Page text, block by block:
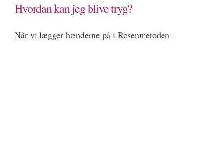
Hvordan kan jeg blive tryg?
Når vi lægger hænderne på i Rosenmetoden